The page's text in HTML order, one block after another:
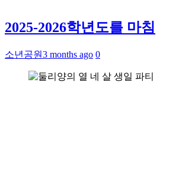
2025-2026학년도를 마침
소년공원3 months ago 0